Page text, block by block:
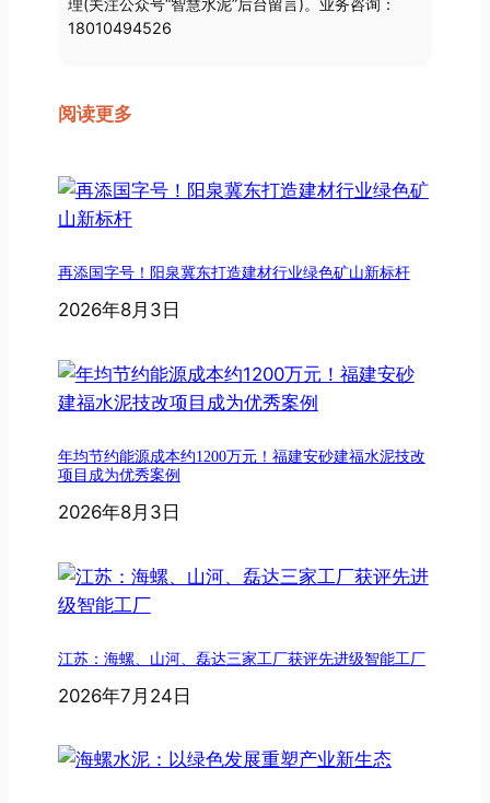
理(关注公众号“智慧水泥”后台留言)。业务咨询：
18010494526
阅读更多
再添国字号！阳泉冀东打造建材行业绿色矿山新标杆
2026年8月3日
年均节约能源成本约1200万元！福建安砂建福水泥技改
项目成为优秀案例
2026年8月3日
江苏：海螺、山河、磊达三家工厂获评先进级智能工厂
2026年7月24日